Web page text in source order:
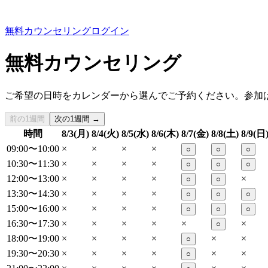
無料カウンセリングログイン
無料カウンセリング
ご希望の日時をカレンダーから選んでご予約ください。参加
前の1週間 次の1週間 →
時間 8/3(月) 8/4(火) 8/5(水) 8/6(木) 8/7(金) 8/8(土) 8/9(日)
09:00〜10:00 × × × × ○ ○ ○
10:30〜11:30 × × × × ○ ○ ○
12:00〜13:00 × × × × ○ ○
×
13:30〜14:30 × × × × ○ ○ ○
15:00〜16:00 × × × × ○ ○ ○
16:30〜17:30 × × × × × ○
×
18:00〜19:00 × × × × ○ ×
×
19:30〜20:30 × × × × ○ ×
×